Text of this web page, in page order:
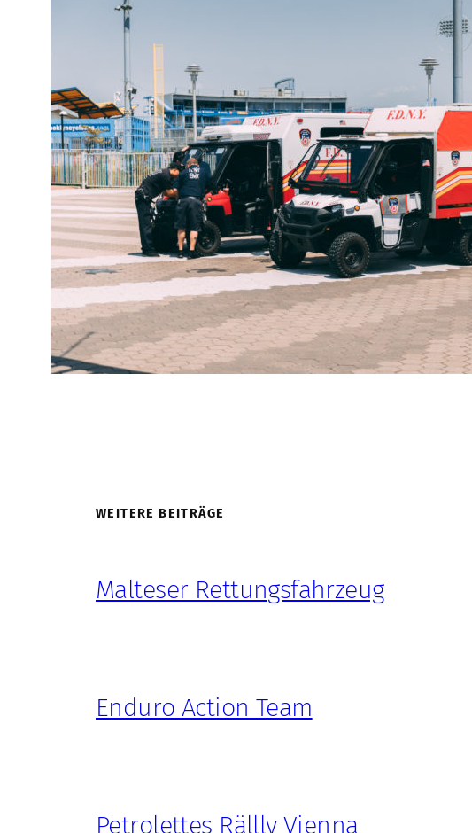
WEITERE BEITRÄGE
Malteser Rettungsfahrzeug
Enduro Action Team
Petrolettes Rällly Vienna